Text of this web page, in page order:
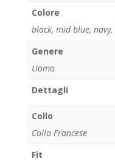
Colore
black, mid blue, navy,
Genere
Uomo
Dettagli
Collo
Collo Francese
Fit